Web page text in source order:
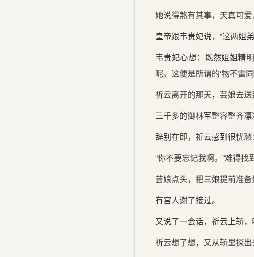
她说得煞有其事，天真可
皇帝跟韦贵妃说，“这两姐
韦贵妃心想：既然姐姐精
呢。这便是所谓的‘物不雷
祈云离开的那天，芸娘去送
三千多的御林军整容整齐
辞别在即，祈云感到很忧
“你不要忘记我啊。”难得找
芸娘点头，把三娘提前准
有宫人谢了接过。
又说了一会话，祈云上轿，
祈云想了想，又从轿里探出